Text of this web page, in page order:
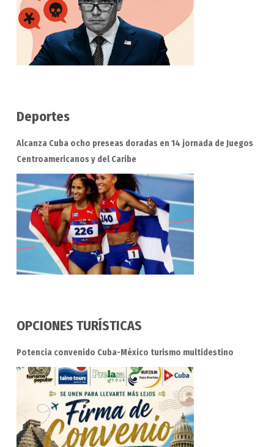
Deportes
Alcanza Cuba ocho preseas doradas en 14 jornada de Juegos
Centroamericanos y del Caribe
OPCIONES TURÍSTICAS
Potencia convenido Cuba-México turismo multidestino